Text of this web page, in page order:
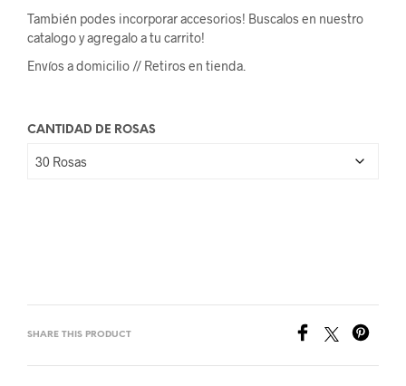
hasta
También podes incorporar accesorios! Buscalos en nuestro
catalogo y agregalo a tu carrito!
Envíos a domicilio // Retiros en tienda.
CANTIDAD DE ROSAS
SHARE THIS PRODUCT